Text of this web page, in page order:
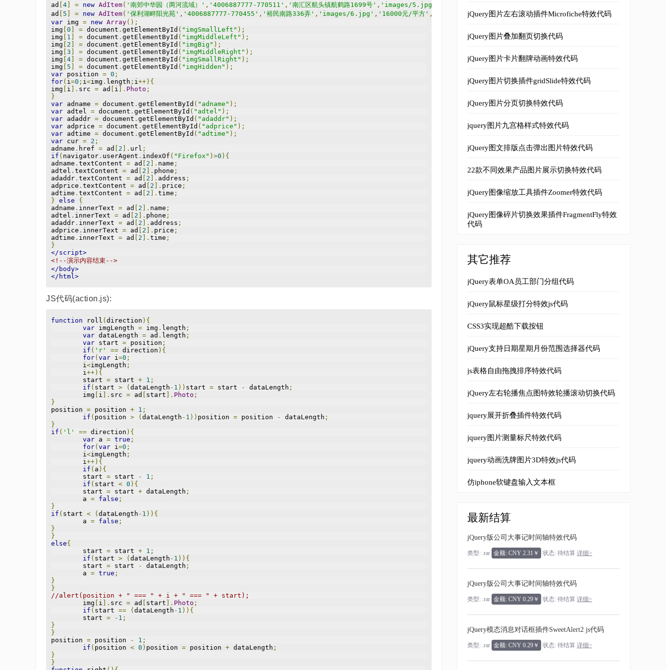
ad
4 = new AdItem( '南郊中华园（两河流域）' , '4006887777-770511' , '南汇区航头镇航鹤路1699号' , 'images/5.jpg'
ad
5 = new AdItem( '保利湖畔阳光苑' , '4006887777-770455' , '裕民南路336弄' , 'images/6.jpg' , '16000元/平方' , '2010-04','#');
;
var img = new Array();
img 0 = document . getElementById ( "imgSmallLeft" );
img
1 = document . getElementById ( "imgMiddleLeft" );
img
2 = document . getElementById ( "imgBig" );
img 3 = document . getElementById ( "imgMiddleRight" );
img 4 = document . getElementById ( "imgSmallRight" );
img
5 = document . getElementById ( "imgHidden" );
var position = 0 ;
for( i=0 ; i<img . length ; i++){
img
i ]. src = ad i ]. Photo ;
}
var adname = document . getElementById ( "adname" );
var adtel = document . getElementById ( "adtel" );
var adaddr = document . getElementById ( "adaddr" );
var adprice = document . getElementById ( "adprice" );
var adtime = document . getElementById ( "adtime" );
var cur = 2 ;
adname . href = ad 2 ]. url ;
if ( navigator . userAgent . indexOf ( "Firefox" )>0 ){
adname . textContent = ad 2 ]. name ;
adtel . textContent = ad 2 ]. phone ;
adaddr . textContent = ad 2 ]. address ;
adprice . textContent = ad 2 ]. price ;
adtime . textContent = ad 2 ]. time ;
} else
{
adname . innerText = ad 2 ]. name ;
adtel . innerText = ad 2 ]. phone ;
adaddr . innerText = ad 2 ]. address ;
adprice . innerText = ad 2 ]. price ;
adtime . innerText = ad 2 ]. time ;
}
</script>
<!--演示内容结束-->
</body>
</html>
JS代码(action.js):
function roll ( direction ){
var imgLength = img . length ;
var dataLength = ad . length ;
var start = position ;
if ( 'r' == direction ){
for( var i=0 ;
	i
<imgLength ;
	i
++){
	start
= start + 1 ;
if ( start > ( dataLength - 1 )) start = start - dataLength ;
	img
i ]. src = ad start ]. Photo ;
}
position = position + 1 ;
if ( position > ( dataLength - 1 )) position = position - dataLength ;
}
if ( 'l' == direction ){
var a = true ;
for( var i=0 ;
	i
<imgLength ;
	i
++){
if ( a ){
	start
= start - 1 ;
if ( start < 0 ){
	start
= start + dataLength ;
	a
= false ;
}
if ( start < ( dataLength - 1 )){
	a
= false ;
}
}
else{
	start
= start + 1 ;
if ( start > ( dataLength - 1 )){
	start
= start - dataLength ;
	a
= true ;
}
}
//alert(position + " === " + i + " === " + start);
	img
i ]. src = ad start ]. Photo ;
if ( start == ( dataLength - 1 )){
	start
= - 1 ;
}
}
position = position - 1 ;
if ( position < 0 ) position = position + dataLength ;
}
}
jQuery图片左右滚动插件Microfiche特效代码
jQuery图片叠加翻页切换代码
jQuery图片卡片翻牌动画特效代码
jQuery图片切换插件gridSlide特效代码
jQuery图片分页切换特效代码
jquery图片九宫格样式特效代码
jQuery图文排版点击弹出图片特效代码
22款不同效果产品图片展示切换特效代码
jQuery图像缩放工具插件Zoomer特效代码
jQuery图像碎片切换效果插件FragmentFly特效
代码
其它推荐
jQuery表单OA员工部门分组代码
jQuery鼠标星级打分特效js代码
CSS3实现超酷下载按钮
jQuery支持日期星期月份范围选择器代码
js表格自由拖拽排序特效代码
jQuery左右轮播焦点图特效轮播滚动切换代码
jquery展开折叠插件特效代码
jquery图片测量标尺特效代码
jquery动画洗牌图片3D特效js代码
仿iphone软键盘输入文本框
最新结算
jQuery版公司大事记时间轴特效代码
类型: .rar 金额: CNY 2.31￥ 状态: 待结算 详细>
jQuery版公司大事记时间轴特效代码
类型: .rar 金额: CNY 0.29￥ 状态: 待结算 详细>
jQuery模态消息对话框插件SweetAlert2 js代码
类型: .rar 金额: CNY 0.29￥ 状态: 待结算 详细>